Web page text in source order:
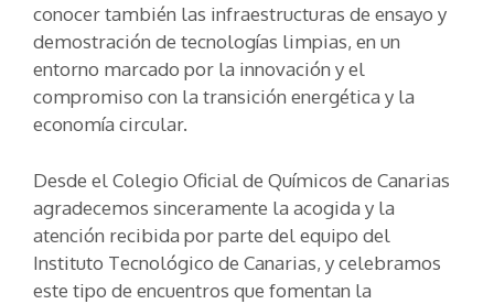
conocer también las infraestructuras de ensayo y
demostración de tecnologías limpias, en un
entorno marcado por la innovación y el
compromiso con la transición energética y la
economía circular.
Desde el Colegio Oficial de Químicos de Canarias
agradecemos sinceramente la acogida y la
atención recibida por parte del equipo del
Instituto Tecnológico de Canarias, y celebramos
este tipo de encuentros que fomentan la